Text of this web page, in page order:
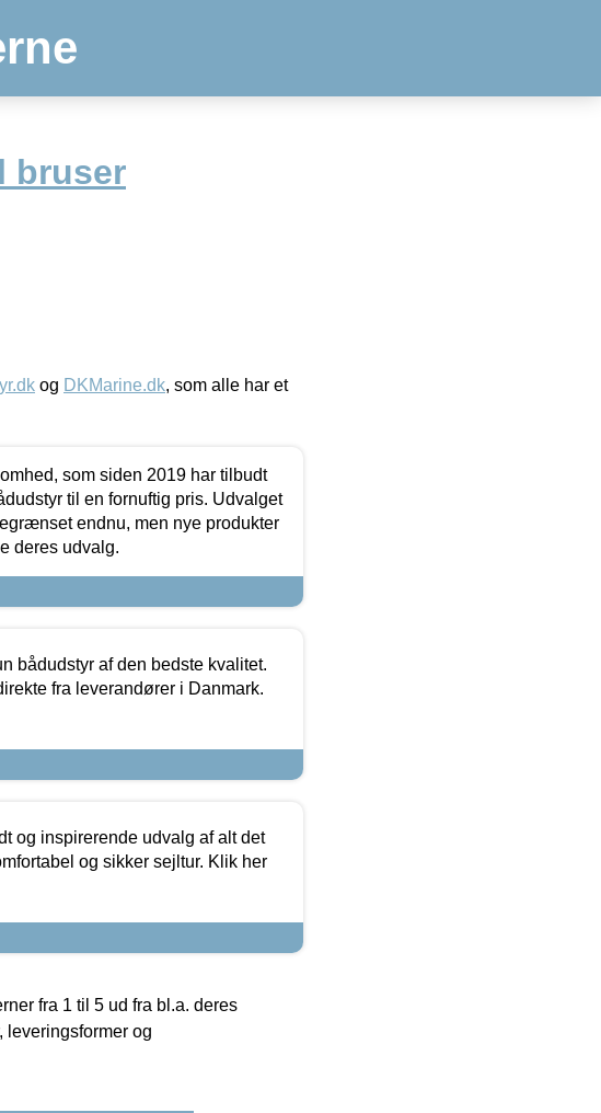
bruser
og DKMarine.dk, som alle har et
som siden 2019 har tilbudt
til en fornuftig pris. Udvalget
endnu, men nye produkter
deres udvalg.
bådudstyr af den bedste kvalitet.
fra leverandører i Danmark.
og inspirerende udvalg af alt det
og sikker sejltur. Klik her
fra 1 til 5 ud fra bl.a. deres
leveringsformer og